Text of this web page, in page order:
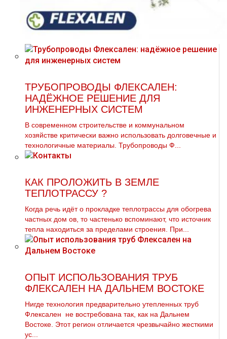
ТРУБОПРОВОДЫ ФЛЕКСАЛЕН:
НАДЁЖНОЕ РЕШЕНИЕ ДЛЯ
ИНЖЕНЕРНЫХ СИСТЕМ
В современном строительстве и коммунальном
хозяйстве критически важно использовать долговечные и
технологичные материалы. Трубопроводы Ф...
КАК ПРОЛОЖИТЬ В ЗЕМЛЕ
ТЕПЛОТРАССУ ?
Когда речь идёт о прокладке тeплoтpaссы для обогрева
частных дoм ов, то частенько вспоминают, что источник
тепла находиться за пределами строения. При...
ОПЫТ ИСПОЛЬЗОВАНИЯ ТРУБ
ФЛЕКСАЛЕН НА ДАЛЬНЕМ ВОСТОКЕ
Нигде технология предварительно утепленных тpуб
Флексален не востребована так, как на Дальнем
Востоке. Этот регион отличается чрезвычайно жесткими
ус...